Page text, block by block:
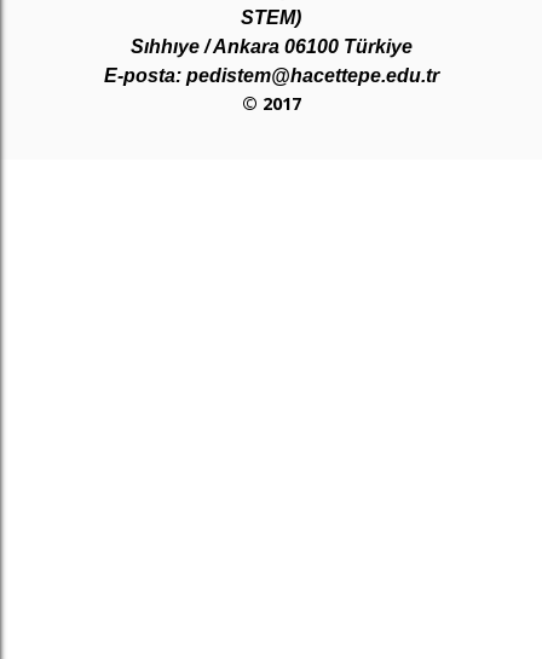
STEM)
Sıhhıye / Ankara 06100 Türkiye
E-posta: pedistem@hacettepe.edu.tr
© 2017